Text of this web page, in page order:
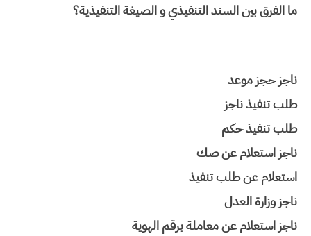
ما الفرق بين السند التنفيذي و الصيغة التنفيذية؟
ناجز حجز موعد
طلب تنفيذ ناجز
طلب تنفيذ حكم
ناجز استعلام عن صك
استعلام عن طلب تنفيذ
ناجز وزارة العدل
ناجز استعلام عن معاملة برقم الهوية